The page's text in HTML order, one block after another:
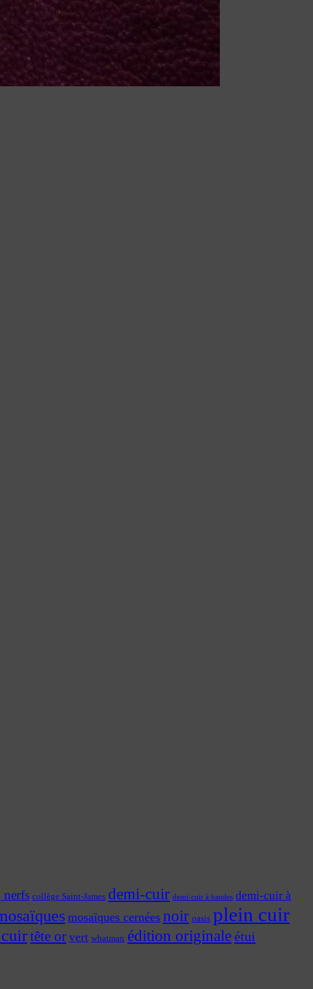
nerfs collège Saint-James demi-cuir demi-cuir à bandes demi-cuir à
mosaïques cernées noir oasis plein cuir
tête or vert whatman édition originaleétui